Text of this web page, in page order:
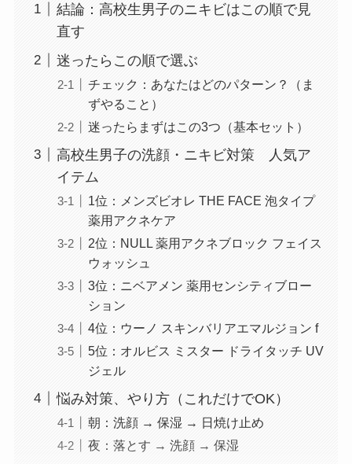
結論：高校生男子のニキビはこの順で見
直す
迷ったらこの順で選ぶ
チェック：あなたはどのパターン？（ま
ずやること）
迷ったらまずはこの3つ（基本セット）
高校生男子の洗顔・ニキビ対策 人気ア
イテム
1位：メンズビオレ THE FACE 泡タイプ
薬用アクネケア
2位：NULL 薬用アクネブロック フェイス
ウォッシュ
3位：ニベアメン 薬用センシティブロー
ション
4位：ウーノ スキンバリアエマルジョン f
5位：オルビス ミスター ドライタッチ UV
ジェル
悩み対策、やり方（これだけでOK）
朝：洗顔 → 保湿 → 日焼け止め
夜：落とす → 洗顔 → 保湿